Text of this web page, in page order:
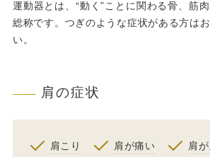
運動器とは、“動く”ことに関わる骨、筋
総称です。つぎのような症状がある方は
い。
肩の症状
肩こり 肩が痛い 肩